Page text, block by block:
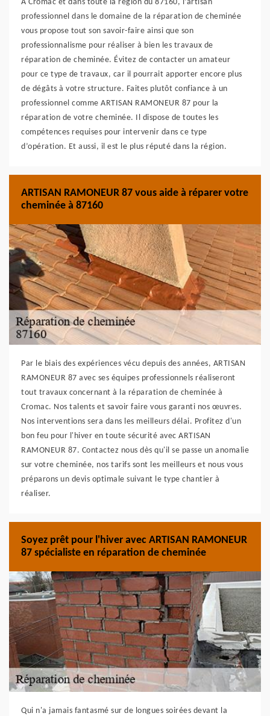
À Cromac et dans toute la région du 87160, l’artisan
professionnel dans le domaine de la réparation de cheminée
vous propose tout son savoir-faire ainsi que son
professionnalisme pour réaliser à bien les travaux de
réparation de cheminée. Évitez de contacter un amateur
pour ce type de travaux, car il pourrait apporter encore plus
de dégâts à votre structure. Faites plutôt confiance à un
professionnel comme ARTISAN RAMONEUR 87 pour la
réparation de votre cheminée. Il dispose de toutes les
compétences requises pour intervenir dans ce type
d’opération. Et aussi, il est le plus réputé dans la région.
ARTISAN RAMONEUR 87 vous aide à réparer votre
cheminée à 87160
Par le biais des expériences vécu depuis des années, ARTISAN
RAMONEUR 87 avec ses équipes professionnels réaliseront
tout travaux concernant à la réparation de cheminée à
Cromac. Nos talents et savoir faire vous garanti nos œuvres.
Nos interventions sera dans les meilleurs délai. Profitez d'un
bon feu pour l'hiver en toute sécurité avec ARTISAN
RAMONEUR 87. Contactez nous dès qu'il se passe un anomalie
sur votre cheminée, nos tarifs sont les meilleurs et nous vous
préparons un devis optimale suivant le type chantier à
réaliser.
Soyez prêt pour l'hiver avec ARTISAN RAMONEUR
87 spécialiste en réparation de cheminée
Qui n'a jamais fantasmé sur de longues soirées devant la